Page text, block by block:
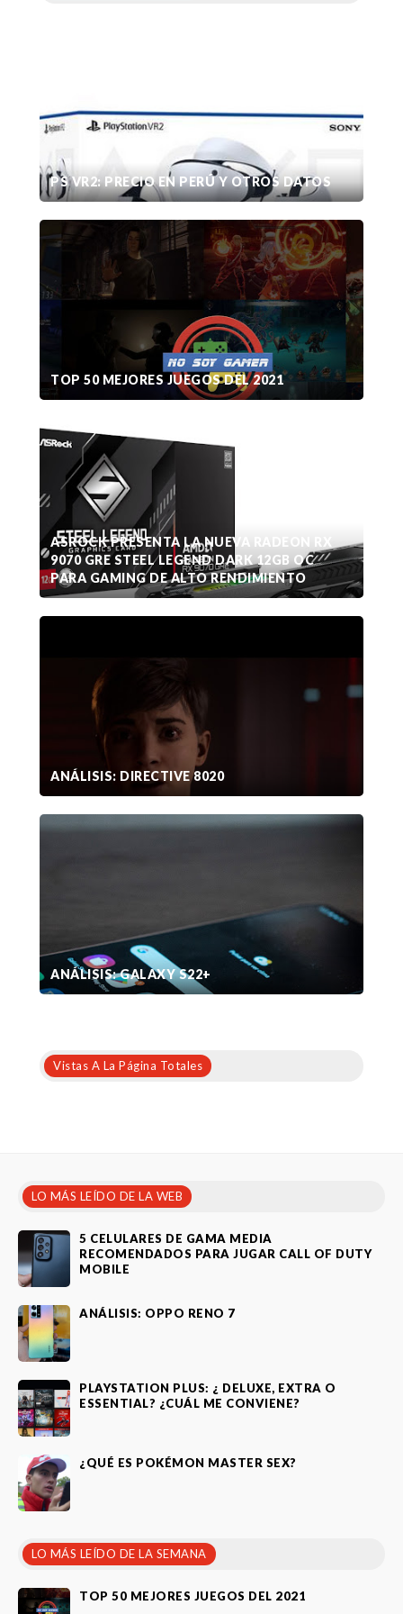
PS VR2: PRECIO EN PERÚ Y OTROS DATOS
TOP 50 MEJORES JUEGOS DEL 2021
ASROCK PRESENTA LA NUEVA RADEON RX
9070 GRE STEEL LEGEND DARK 12GB OC
PARA GAMING DE ALTO RENDIMIENTO
ANÁLISIS: DIRECTIVE 8020
ANÁLISIS: GALAXY S22+
Vistas A La Página Totales
LO MÁS LEÍDO DE LA WEB
5 CELULARES DE GAMA MEDIA
RECOMENDADOS PARA JUGAR CALL OF DUTY
MOBILE
ANÁLISIS: OPPO RENO 7
PLAYSTATION PLUS: ¿ DELUXE, EXTRA O
ESSENTIAL? ¿CUÁL ME CONVIENE?
¿QUÉ ES POKÉMON MASTER SEX?
LO MÁS LEÍDO DE LA SEMANA
TOP 50 MEJORES JUEGOS DEL 2021